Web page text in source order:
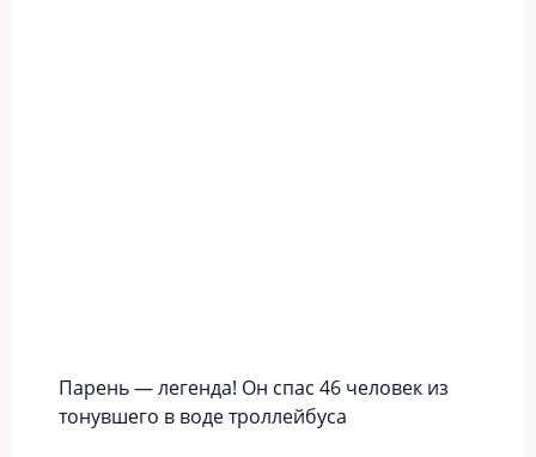
Парень — легенда! Он спас 46 человек из
тонувшего в воде троллейбуса